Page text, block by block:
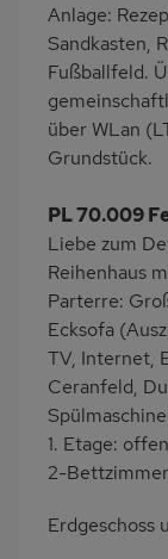
Bettwäsche
Kabel-TV
Anlage:
Sandkasten,
Fußballfeld.
über WLan
Grundstück.
PL 70.009
Liebe zum
Reihenhaus
Parterre:
Ecksofa
TV, Internet,
Ceranfeld,
1. Etage:
2-
Erdgeschoss